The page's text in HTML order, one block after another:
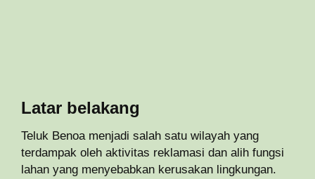
Latar belakang
Teluk Benoa menjadi salah satu wilayah yang
terdampak oleh aktivitas reklamasi dan alih fungsi
lahan yang menyebabkan kerusakan lingkungan.